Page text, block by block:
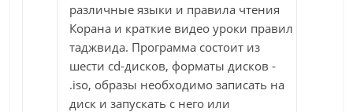
различные языки и правила чтения
Корана и краткие видео уроки правил
таджвида. Программа состоит из
шести cd-дисков, форматы дисков -
.iso, образы необходимо записать на
диск и запускать с него или